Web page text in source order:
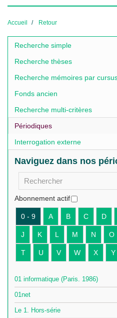
Accueil Retour
Recherche simple
Recherche thèses
Recherche mémoires par
Fonds ancien
Recherche multi-critères
Périodiques
Interrogation externe
Naviguez dans nos
Rechercher un périodique
Abonnement actif
0 - 9 A B C D
J K L M N O
T U V W X Y
01 informatique (Paris. 1986)
01net
Le 1. Hors-série